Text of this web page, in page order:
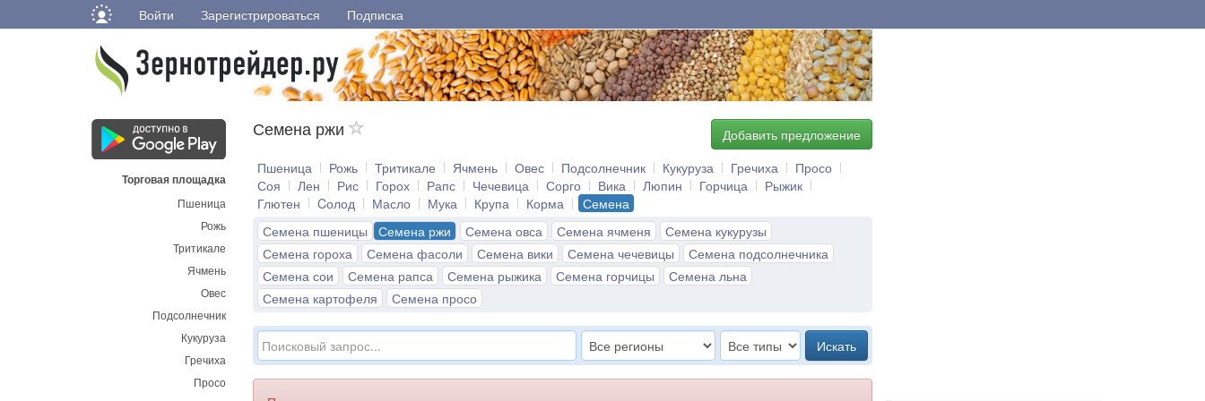
Войти Зарегистрироваться Подписка
Торговая площадка
Пшеница
Рожь
Тритикале
Ячмень
Овес
Подсолнечник
Кукуруза
Гречиха
Просо
Семена ржи
Добавить предложение
Пшеница
Рожь Тритикале Ячмень Овес Подсолнечник Кукуруза Гречиха
Просо
Соя
Лен Рис Горох Рапс Чечевица Сорго Вика Люпин Горчица
Рыжик
Глютен
Cолод Масло Мука Крупа Корма
Семена
Семена пшеницы
Семена ржи Семена овса Семена ячменя
Семена кукурузы
Семена гороха
Семена фасоли Семена вики Семена чечевицы
Семена подсолнечника
Семена сои
Семена рапса Семена рыжика Семена горчицы
Семена льна
Семена картофеля
Семена просо
Искать